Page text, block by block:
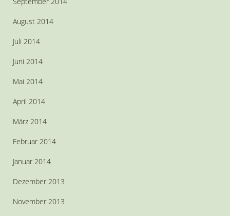
August 2014
Juli 2014
Juni 2014
Mai 2014
April 2014
März 2014
Februar 2014
Januar 2014
Dezember 2013
November 2013